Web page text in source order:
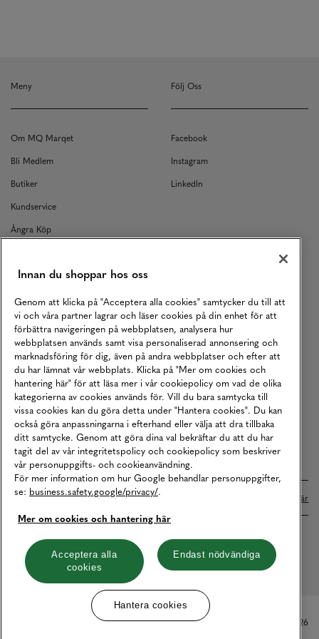
Meny
Om MQ Marqet
Bli Medlem
Butiker
Kundservice
Ångra Köp
Returer
Köpvillkor
Karriär
Vårt Ansvar
Våra Tjänster
Press
Studentrabatt
B2B
Tillgänglighetsredogörelse
Följ Oss
Facebook
Instagram
LinkedIn
Betalningar online sköts i samarbete med Klarna. Läs mer här
Cookies Integritetspolicy
Hantera cookies
© Copyright MQ Marqet 2026
Innan du shoppar hos oss
Genom att klicka på "Acceptera alla cookies" samtycker du till att
vi och våra partner lagrar och läser cookies på din enhet för att
förbättra navigeringen på webbplatsen, analysera hur
webbplatsen används samt visa personaliserad annonsering och
marknadsföring för dig, även på andra webbplatser och efter att
du har lämnat vår webbplats. Klicka på "Mer om cookies och
hantering här" för att läsa mer i vår cookiepolicy om vad de olika
kategorierna av cookies används för. Vill du bara samtycka till
vissa cookies kan du göra detta under "Hantera cookies". Du kan
också göra anpassningarna i efterhand eller välja att dra tillbaka
ditt samtycke. Genom att göra dina val bekräftar du att du har
tagit del av vår integritetspolicy och cookiepolicy som beskriver
vår personuppgifts- och cookieanvändning.
För mer information om hur Google behandlar personuppgifter,
se: business.safety.google/privacy/.
Mer om cookies och hantering här
Acceptera alla
cookies
Endast nödvändiga
Hantera cookies